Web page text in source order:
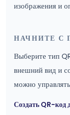
изображения и
НАЧНИТЕ С
Выберите тип
внешний вид и
можно
Создать QR-код